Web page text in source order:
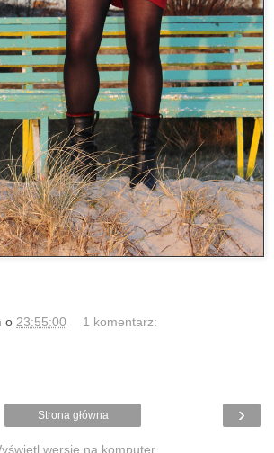
o 23:55:00 1 komentarz:
›
Strona główna
wersję na komputer